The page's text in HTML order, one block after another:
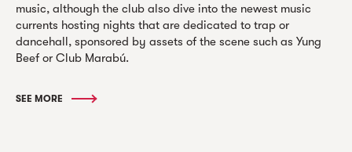
music, although the club also dive into the newest music
currents hosting nights that are dedicated to trap or
dancehall, sponsored by assets of the scene such as Yung
Beef or Club Marabú.
SEE MORE